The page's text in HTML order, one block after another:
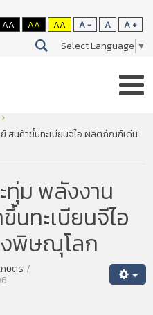
AA AA AA A - A A +
Select Language ▼
สินค้าขึ้นทะเบียนจีไอ ผลิตภัณฑ์เด่น
ทุ่ม พลังงาน
นทะเบียนจีไอ
พิษณุโลก
ษตร